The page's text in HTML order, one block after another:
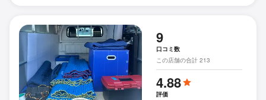
9
口コミ数
この店舗の合計 213
4.88
評価